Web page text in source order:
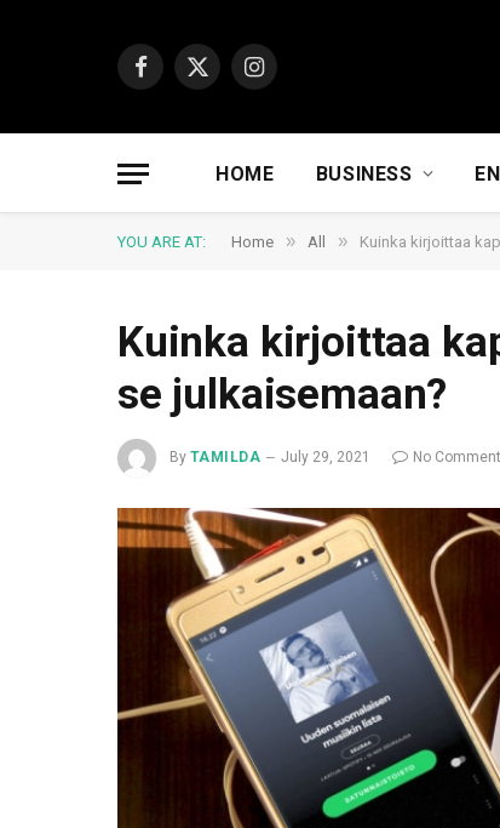
Facebook
X
Instagram
HOME BUSINESS
YOU ARE AT: Home » All » Kuinka kirjoittaa
Kuinka kirjoittaa
se julkaisemaan?
By TAMILDA July 29, 2021 No